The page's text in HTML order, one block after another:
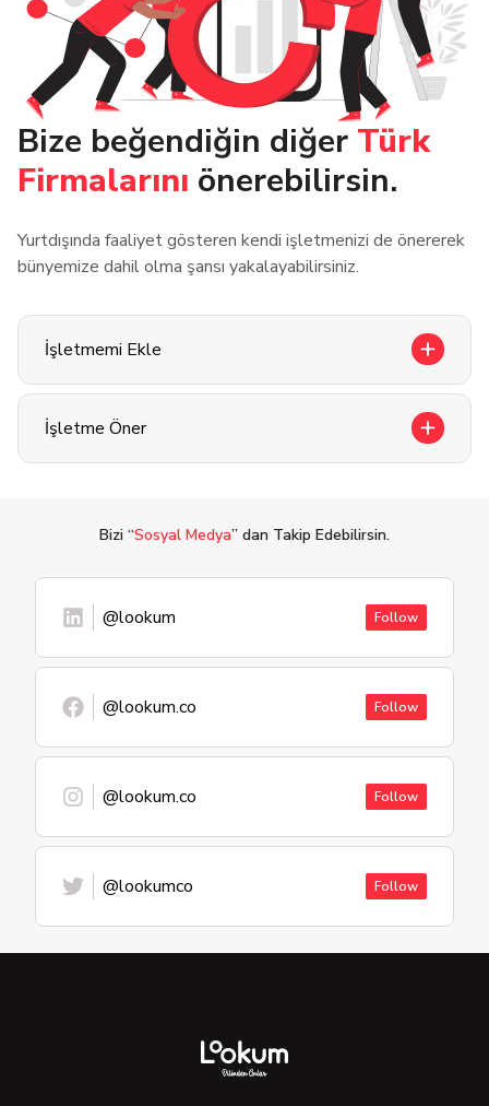
Bize beğendiğin diğer Türk
Firmalarını önerebilirsin.
Yurtdışında faaliyet gösteren kendi işletmenizi de önererek
bünyemize dahil olma şansı yakalayabilirsiniz.
İşletmemi Ekle
İşletme Öner
Bizi “Sosyal Medya” dan Takip Edebilirsin.
@lookum Follow
@lookum.co Follow
@lookum.co Follow
@lookumco Follow